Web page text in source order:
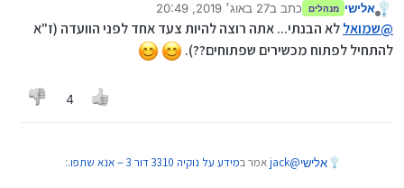
אלישי מנהלים כתב ב27 באוג׳ 2019, 20:49
נערך לאחרונה על ידי אלישי
@שמואללא הבנתי... אתה רוצה להיות צעד אחד לפני הוועדה (ז"א
להתחיל לפתוח מכשירים שפתוחים??).
4
אלישי@
jack אמר במידע על נוקיה 3310 דור 3－אנא שתפו. :